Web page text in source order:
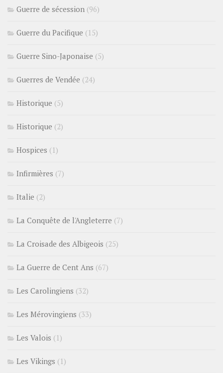
Guerre de sécession (96)
Guerre du Pacifique (15)
Guerre Sino-Japonaise (5)
Guerres de Vendée (24)
Historique (5)
Historique (2)
Hospices (1)
Infirmières (7)
Italie (2)
La Conquête de l'Angleterre (7)
La Croisade des Albigeois (25)
La Guerre de Cent Ans (67)
Les Carolingiens (32)
Les Mérovingiens (33)
Les Valois (1)
Les Vikings (1)